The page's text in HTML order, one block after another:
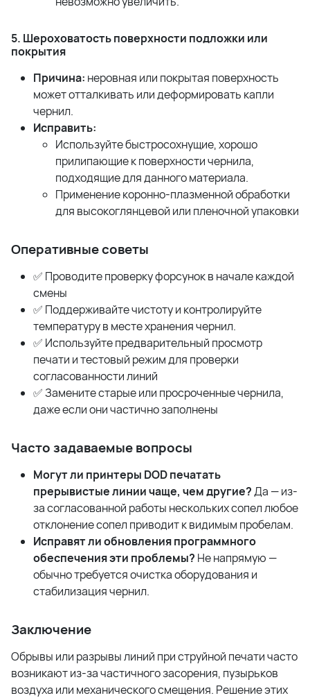
5. Шероховатость поверхности подложки или
покрытия
Причина: неровная или покрытая поверхность
может отталкивать или деформировать капли
чернил.
Исправить:
Используйте быстросохнущие, хорошо
прилипающие к поверхности чернила,
подходящие для данного материала.
Применение коронно-плазменной обработки
для высокоглянцевой или пленочной упаковки
Оперативные советы
✅ Проводите проверку форсунок в начале каждой
смены
✅ Поддерживайте чистоту и контролируйте
температуру в месте хранения чернил.
✅ Используйте предварительный просмотр
печати и тестовый режим для проверки
согласованности линий
✅ Замените старые или просроченные чернила,
даже если они частично заполнены
Часто задаваемые вопросы
Могут ли принтеры DODпечатать
прерывистые линии чаще, чем другие?Да — из-
за согласованной работы нескольких сопел любое
отклонение сопел приводит к видимым пробелам.
Исправят ли обновления программного
обеспечения эти проблемы? Не напрямую —
обычно требуется очистка оборудования и
стабилизация чернил.
Заключение
Обрывы или разрывы линий при струйной печати часто
возникают из-за частичного засорения, пузырьков
воздуха или механического смещения. Решение этих